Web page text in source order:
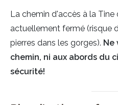
La chemin d'accès à la Tine
actuellement fermé (risque
pierres dans les gorges). Ne
chemin, ni aux abords du
sécurité!